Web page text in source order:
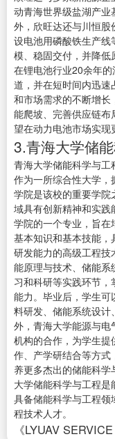
动青海世界级盐湖产
外，欣旺达还与川恒
设电池用磷酸铁生产
模、稳固交付，并降
在锂电池行业20余年
道，并在短时间内迅
和市场需求的不断增
能爬坡、完善供应链
望在动力电池市场实现
3.青海大学储
青海大学储能科学与
作为一所综合性大学
学院是该校的重要学
域具有创新精神和实
学院的一个专业，旨在
基本知识和基本技能
研发能力的高级工程
能原理与技术、储能
习和科研等实践环节
能力。毕业后，学生
料研发、储能系统设
外，青海大学能源与
机构的合作，为学生
作、产学研结合等方
养更多杰出的储能科
大学储能科学与工程
具备储能科学与工程
程技术人才。
《LYUAV